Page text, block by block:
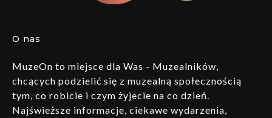
O nas
MuzeOn to miejsce dla Was - Muzealników,
chcących podzielić się z muzealną społecznością
tym, co robicie i czym żyjecie na co dzień.
Najświeższe informacje, ciekawe wydarzenia,